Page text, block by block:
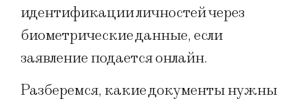
идентификации личностей через
биометрические данные, если
заявление подается онлайн.
Разберемся, какие документы нужны